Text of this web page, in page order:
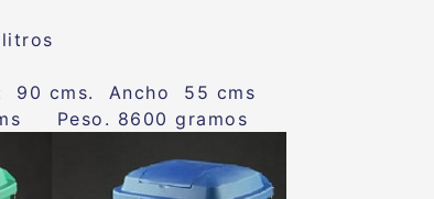
litros
90 cms. Ancho 55 cms
Peso. 8600 gramos